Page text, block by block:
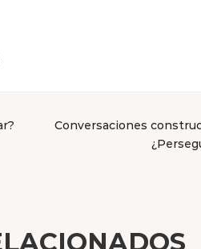
Conversaciones